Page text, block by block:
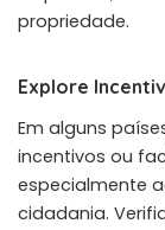
propriedade.
Explore
Em alguns
incentivos ou
especialmente
cidadania.